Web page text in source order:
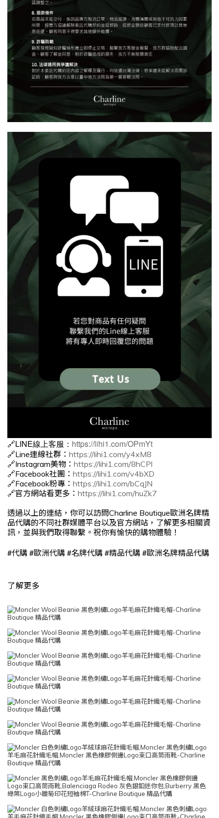
🔗LINE線上客服： https://lihi1.com/OPmYt
🔗Line連線社群： https://lihi1.com/y4xM8
🔗Instagram美物： https://lihi1.com/8hCPl
🔗Facebook社團： https://lihi1.com/v4bXD
🔗Facebook粉專： https://lihi1.com/bCqJN
🔗官方網站看更多： https://lihi1.com/huZk7
透過以上的連結，你可以訪問Charline Boutique歐洲名牌精
品代購的不同社群媒體平台以及官方網站，了解更多相關資
訊，並與我們取得聯繫。祝你有愉快的購物體驗！
#代購 #歐洲代購 #名牌代購 #精品代購 #歐洲名牌精品代購
了解更多